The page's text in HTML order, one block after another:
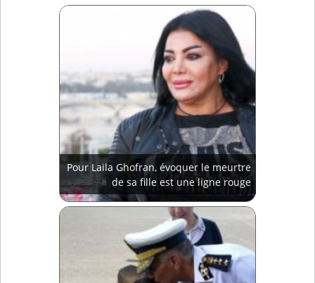
Pour Laila Ghofran, évoquer le meurtre
de sa fille est une ligne rouge